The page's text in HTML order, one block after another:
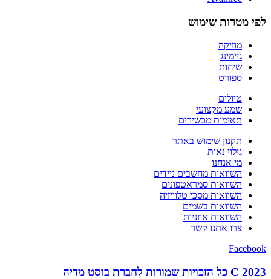
לפי מטרות שימוש
מוזיקה
גיימינג
שיחות
ספורט
טיולים
שמע מקצועי
תאימות מכשירים
תקנון שימוש באתר
גילוי נאות
מי אנחנו
השוואות מחשבים ניידים
השוואות סמראטפונים
השוואות מסכי טלוויזיה
השוואות בשמים
השוואות אוזניות
צרו אתנו קשר
Facebook
C 2023 כל הזכויות שמורות לחברת בוסט מדיה